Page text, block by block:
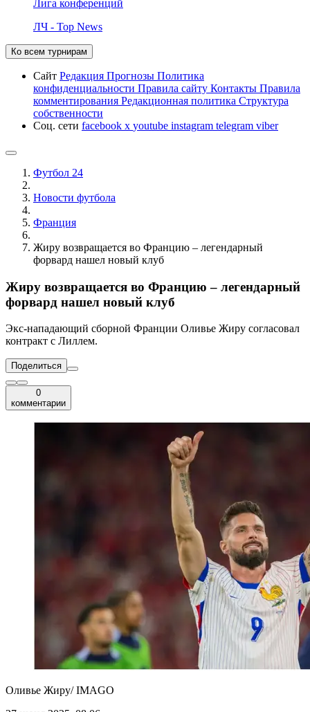
Лига конференций
ЛЧ - Top News
Ко всем турнирам
Сайт Редакция Прогнозы Политика
конфиденциальности Правила сайту Контакты Правила
комментирования Редакционная политика Структура
собственности
Соц. сети facebook x youtube instagram telegram viber
Футбол 24
Новости футбола
Франция
Жиру возвращается во Францию – легендарный
форвард нашел новый клуб
Жиру возвращается во Францию – легендарный
форвард нашел новый клуб
Экс-нападающий сборной Франции Оливье Жиру согласовал
контракт с Лиллем.
Поделиться
0
комментарии
Оливье Жиру/ IMAGO